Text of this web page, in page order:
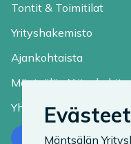
Tontit & Toimitilat
Yrityshakemisto
Ajankohtaista
Mäntsälän
Yhteystiedot
Ota yhteyttä
Evästeet
Mäntsälän